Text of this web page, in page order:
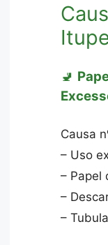
🚽
Causa
– Uso
– Papel
–
–